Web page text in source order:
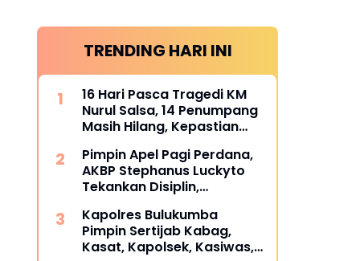
TRENDING HARI INI
16 Hari Pasca Tragedi KM
Nurul Salsa, 14 Penumpang
Masih Hilang, Kepastian
dipertanyakan
Pimpin Apel Pagi Perdana,
AKBP Stephanus Luckyto
Tekankan Disiplin,
terhadap Organisasi
Kapolres Bulukumba
Pimpin Sertijab Kabag,
Kasat, Kapolsek, Kasiwas,